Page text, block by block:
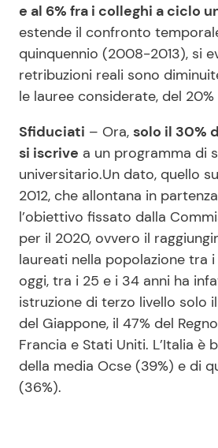
e al 6% fra i colleghi a ciclo
estende il confronto
quinquennio (2008-2013), si
retribuzioni reali sono
le lauree considerate, del
Sfiduciati – Ora, solo il 30%
si iscrive a un programma di
universitario.Un dato, quello
2012, che allontana in
l’obiettivo fissato dalla
per il 2020, ovvero il
laureati nella popolazione tra
oggi, tra i 25 e i 34 anni ha
istruzione di terzo livello solo
del Giappone, il 47% del
Francia e Stati Uniti. L’Italia è
della media Ocse (39%) e di
(36%).